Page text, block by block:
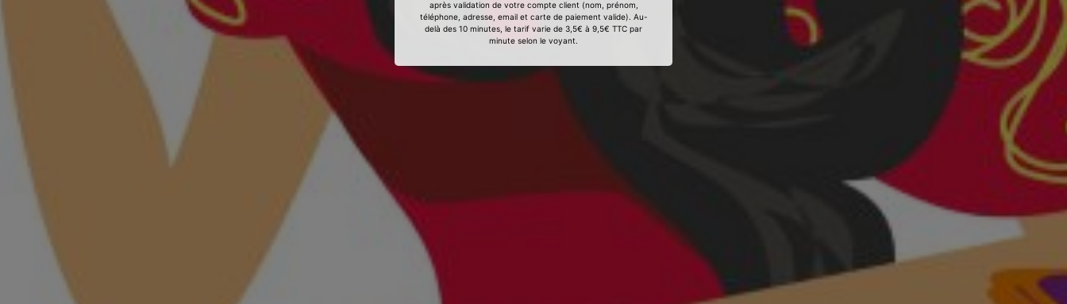
après validation de votre compte client (nom, prénom,
téléphone, adresse, email et carte de paiement valide). Au-
delà des 10 minutes, le tarif varie de 3,5€ à 9,5€ TTC par
minute selon le voyant.